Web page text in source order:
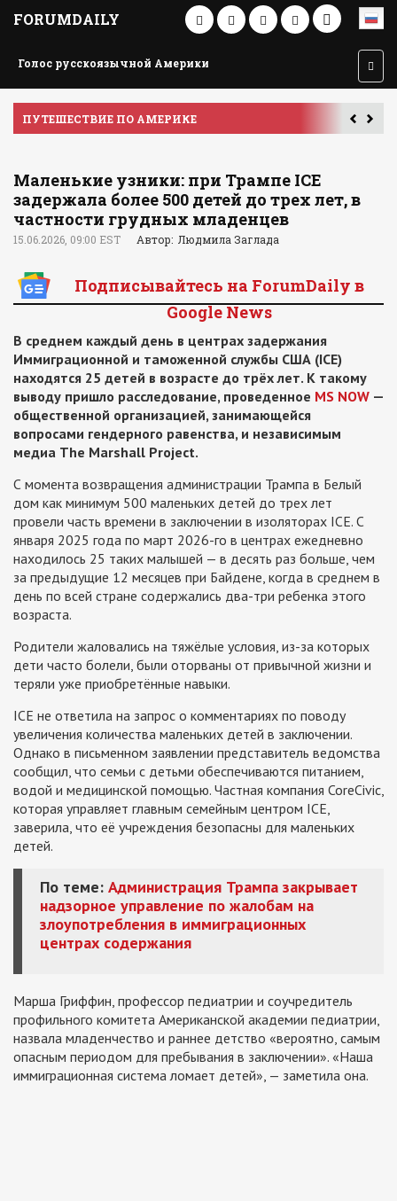
FORUMDAILY
Голос русскоязычной Америки
ПУТЕШЕСТВИЕ ПО АМЕРИКЕ
Маленькие узники: при Трампе ICE
задержала более 500 детей до трех лет, в
частности грудных младенцев
15.06.2026, 09:00 EST Автор: Людмила Заглада
Подписывайтесь на ForumDaily в
Google News
В среднем каждый день в центрах задержания
Иммиграционной и таможенной службы США (ICE)
находятся 25 детей в возрасте до трёх лет. К такому
выводу пришло расследование, проведенное MS NOW —
общественной организацией, занимающейся
вопросами гендерного равенства, и независимым
медиа The Marshall Project.
С момента возвращения администрации Трампа в Белый
дом как минимум 500 маленьких детей до трех лет
провели часть времени в заключении в изоляторах ICE. С
января 2025 года по март 2026-го в центрах ежедневно
находилось 25 таких малышей — в десять раз больше, чем
за предыдущие 12 месяцев при Байдене, когда в среднем в
день по всей стране содержались два-три ребенка этого
возраста.
Родители жаловались на тяжёлые условия, из-за которых
дети часто болели, были оторваны от привычной жизни и
теряли уже приобретённые навыки.
ICE не ответила на запрос о комментариях по поводу
увеличения количества маленьких детей в заключении.
Однако в письменном заявлении представитель ведомства
сообщил, что семьи с детьми обеспечиваются питанием,
водой и медицинской помощью. Частная компания CoreCivic,
которая управляет главным семейным центром ICE,
заверила, что её учреждения безопасны для маленьких
детей.
По теме: Администрация Трампа закрывает
надзорное управление по жалобам на
злоупотребления в иммиграционных
центрах содержания
Марша Гриффин, профессор педиатрии и соучредитель
профильного комитета Американской академии педиатрии,
назвала младенчество и раннее детство «вероятно, самым
опасным периодом для пребывания в заключении». «Наша
иммиграционная система ломает детей», — заметила она.